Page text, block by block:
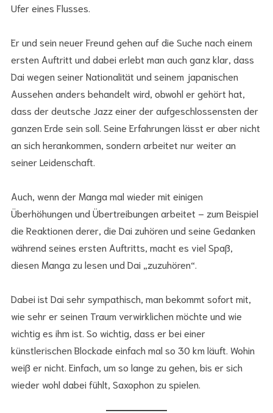
Ufer eines Flusses.
Er und sein neuer Freund gehen auf die Suche nach einem
ersten Auftritt und dabei erlebt man auch ganz klar, dass
Dai wegen seiner Nationalität und seinem japanischen
Aussehen anders behandelt wird, obwohl er gehört hat,
dass der deutsche Jazz einer der aufgeschlossensten der
ganzen Erde sein soll. Seine Erfahrungen lässt er aber nicht
an sich herankommen, sondern arbeitet nur weiter an
seiner Leidenschaft.
Auch, wenn der Manga mal wieder mit einigen
Überhöhungen und Übertreibungen arbeitet – zum Beispiel
die Reaktionen derer, die Dai zuhören und seine Gedanken
während seines ersten Auftritts, macht es viel Spaß,
diesen Manga zu lesen und Dai „zuzuhören“.
Dabei ist Dai sehr sympathisch, man bekommt sofort mit,
wie sehr er seinen Traum verwirklichen möchte und wie
wichtig es ihm ist. So wichtig, dass er bei einer
künstlerischen Blockade einfach mal so 30 km läuft. Wohin
weiß er nicht. Einfach, um so lange zu gehen, bis er sich
wieder wohl dabei fühlt, Saxophon zu spielen.